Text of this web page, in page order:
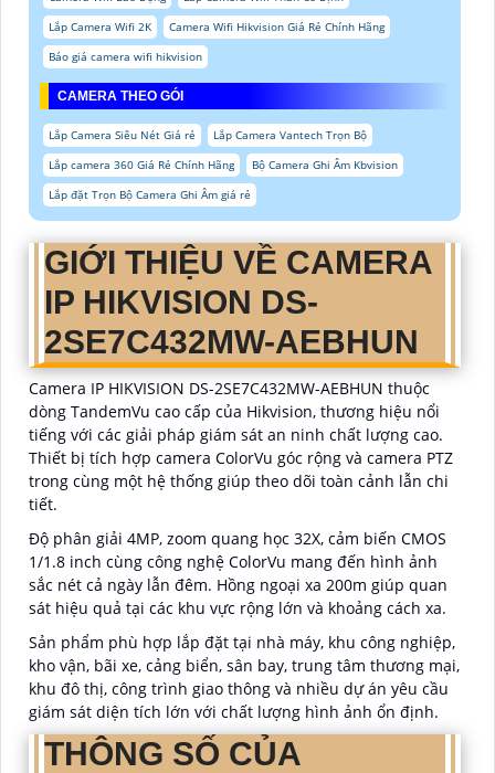
Lắp Camera Wifi 2K
Camera Wifi Hikvision Giá Rẻ Chính Hãng
Báo giá camera wifi hikvision
CAMERA THEO GÓI
Lắp Camera Siêu Nét Giá rẻ
Lắp Camera Vantech Trọn Bộ
Lắp camera 360 Giá Rẻ Chính Hãng
Bộ Camera Ghi Âm Kbvision
Lắp đặt Trọn Bộ Camera Ghi Âm giá rẻ
GIỚI THIỆU VỀ CAMERA
IP HIKVISION DS-
2SE7C432MW-AEBHUN
Camera IP HIKVISION DS-2SE7C432MW-AEBHUN thuộc
dòng TandemVu cao cấp của Hikvision, thương hiệu nổi
tiếng với các giải pháp giám sát an ninh chất lượng cao.
Thiết bị tích hợp camera ColorVu góc rộng và camera PTZ
trong cùng một hệ thống giúp theo dõi toàn cảnh lẫn chi
tiết.
Độ phân giải 4MP, zoom quang học 32X, cảm biến CMOS
1/1.8 inch cùng công nghệ ColorVu mang đến hình ảnh
sắc nét cả ngày lẫn đêm. Hồng ngoại xa 200m giúp quan
sát hiệu quả tại các khu vực rộng lớn và khoảng cách xa.
Sản phẩm phù hợp lắp đặt tại nhà máy, khu công nghiệp,
kho vận, bãi xe, cảng biển, sân bay, trung tâm thương mại,
khu đô thị, công trình giao thông và nhiều dự án yêu cầu
giám sát diện tích lớn với chất lượng hình ảnh ổn định.
THÔNG SỐ CỦA